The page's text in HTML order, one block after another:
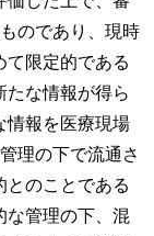
のであり、現時
て限定的である
たな情報が得ら
情報を医療現場
理の下で流通さ
とのことである
な管理の下、混